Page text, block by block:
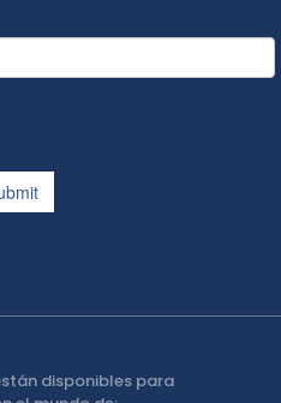
disponibles para